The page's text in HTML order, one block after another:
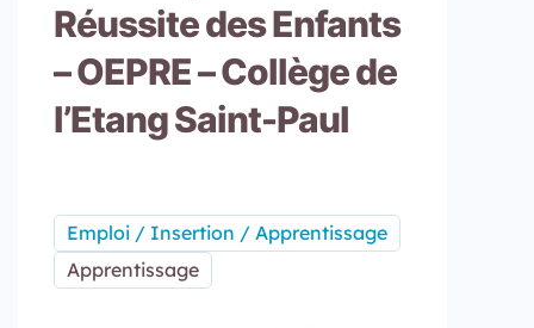
Réussite des Enfants
– OEPRE – Collège de
l’Etang Saint-Paul
Emploi / Insertion / Apprentissage
Apprentissage